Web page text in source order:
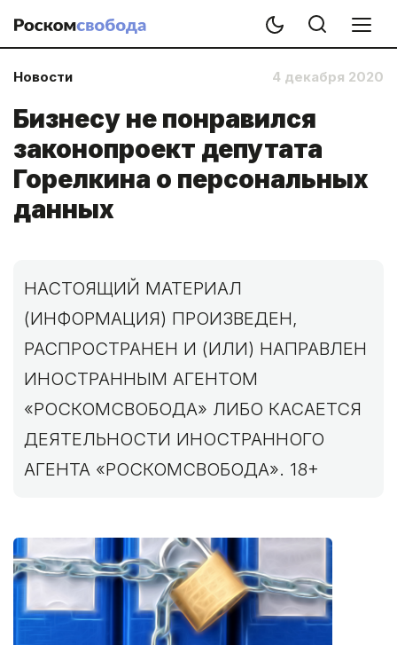
Новости 4 декабря 2020
Бизнесу не понравился
законопроект депутата
Горелкина о персональных
данных
НАСТОЯЩИЙ МАТЕРИАЛ
(ИНФОРМАЦИЯ) ПРОИЗВЕДЕН,
РАСПРОСТРАНЕН И (ИЛИ) НАПРАВЛЕН
ИНОСТРАННЫМ АГЕНТОМ
«РОСКОМСВОБОДА» ЛИБО КАСАЕТСЯ
ДЕЯТЕЛЬНОСТИ ИНОСТРАННОГО
АГЕНТА «РОСКОМСВОБОДА». 18+